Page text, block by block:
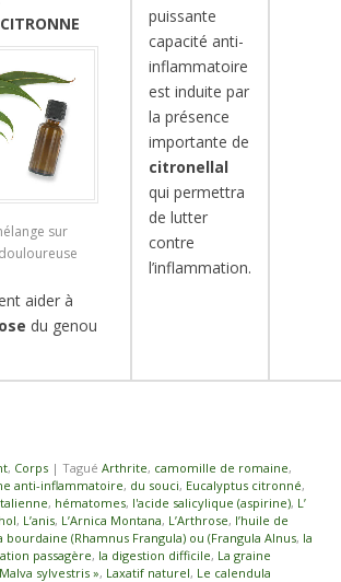
sur
aider à
du genou
puissante
capacité anti-
inflammatoire
est induite par
la présence
importante de
citronellal
qui permettra
de lutter
contre
l’inflammation.
, Corps | Tagué Arthrite, camomille de romaine,
anti-inflammatoire, du souci, Eucalyptus citronné,
, hématomes, l'acide salicylique (aspirine), L’
, L’anis, L’Arnica Montana, L’Arthrose, l’huile de
bourdaine (Rhamnus Frangula) ou (Frangula Alnus, la
passagère, la digestion difficile, La graine
sylvestris », Laxatif naturel, Le calendula